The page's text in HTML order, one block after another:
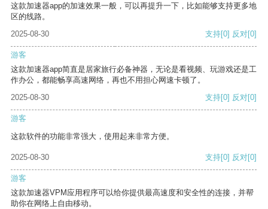
这款加速器app的加速效果一般，可以再提升一下，比如能够支持更多地
区的线路。
2025-08-30
支持[0] 反对[0]
游客
这款加速器app简直是居家旅行必备神器，无论是看视频、玩游戏还是工
作办公，都能畅享高速网络，再也不用担心网速卡顿了。
2025-08-30
支持[0] 反对[0]
游客
这款软件的功能非常强大，使用起来非常方便。
2025-08-30 支持[0] 反对[0]
游客
这款加速器VPM应用程序可以给你提供最高速度和安全性的连接，并帮
助你在网络上自由移动。